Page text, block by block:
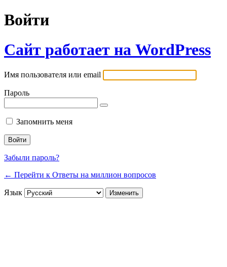
Войти
Сайт работает на WordPress
Имя пользователя или email
Пароль
Запомнить меня
Забыли пароль?
← Перейти к Ответы на миллион вопросов
Язык